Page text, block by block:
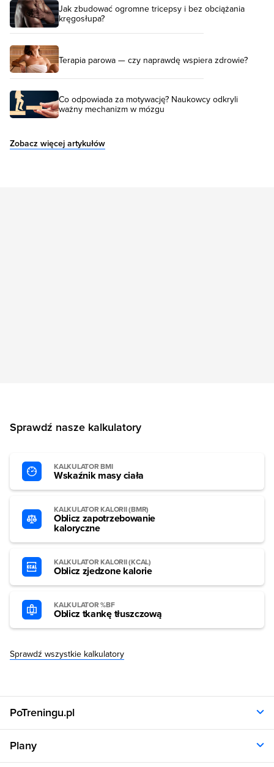
Jak zbudować ogromne tricepsy i bez obciążania
kręgosłupa?
Terapia parowa — czy naprawdę wspiera zdrowie?
Co odpowiada za motywację? Naukowcy odkryli
ważny mechanizm w mózgu
Zobacz więcej artykułów
Sprawdź nasze kalkulatory
KALKULATOR BMI
Wskaźnik masy ciała
KALKULATOR KALORII (BMR)
Oblicz zapotrzebowanie
kaloryczne
KALKULATOR KALORII (KCAL)
Oblicz zjedzone kalorie
KALKULATOR %BF
Oblicz tkankę tłuszczową
Sprawdź wszystkie kalkulatory
PoTreningu.pl
Polityka prywatności
Plany